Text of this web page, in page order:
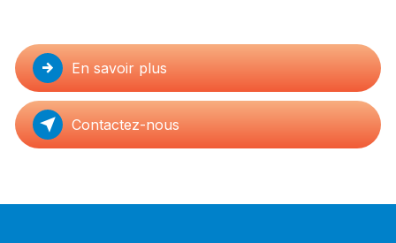
En savoir plus
Contactez-nous